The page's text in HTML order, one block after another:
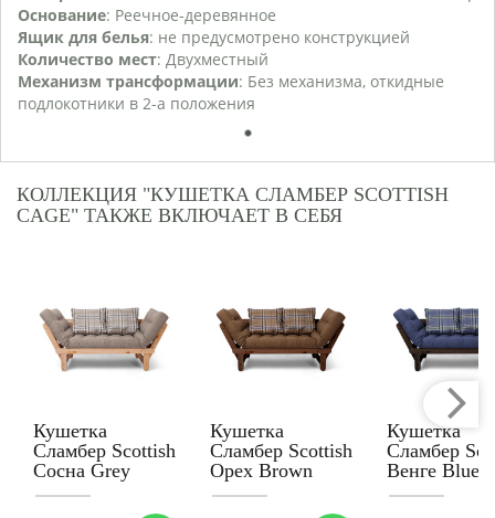
Основание: Реечное-деревянное
Ящик для белья: не предусмотрено конструкцией
Количество мест: Двухместный
Механизм трансформации: Без механизма, откидные
подлокотники в 2-а положения
1
КОЛЛЕКЦИЯ "КУШЕТКА СЛАМБЕР SCOTTISH
CAGE" ТАКЖЕ ВКЛЮЧАЕТ В СЕБЯ
Кушетка
Сламбер Scottish
Сосна Grey
Кушетка
Сламбер Scottish
Орех Brown
Кушетка
Сламбер
Венге Blue